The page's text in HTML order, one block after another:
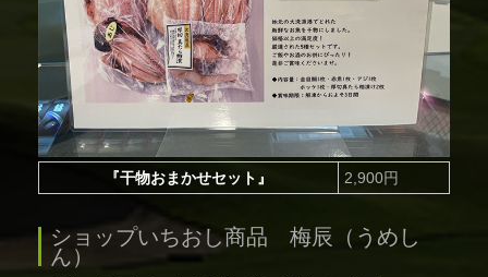
『干物おまかせセット』 2,900円
ショップいちおし商品 梅辰（うめし
ん）